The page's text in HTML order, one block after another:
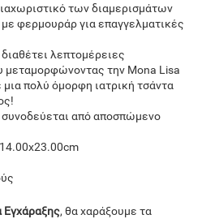
των διαμερισμάτων
φερμουράρ για επαγγελματικές
διαθέτει λεπτομέρειες
μεταμορφώνοντας την Mona Lisa
πολύ όμορφη ιατρική τσάντα
συνοδεύεται από αποσπώμενο
cm
Εγχάραξης, θα χαράξουμε τα